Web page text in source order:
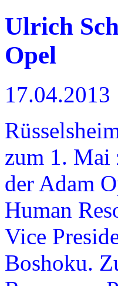
Ulrich
Opel
17.04.2013
zum 1. Mai
der Adam
Human
Vice
Boshoku.